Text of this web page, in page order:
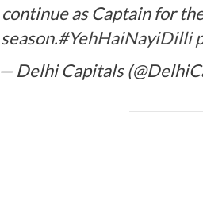
continue as Captain for
season.#YehHaiNayiDilli
— Delhi Capitals